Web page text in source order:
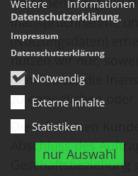
Weitere
Datenschutzerklärung.
Notwendig
Externe Inhalte
Statistiken
nur Auswahl
Impressum
Datenschutzerklärung
Inanspruchnahme
(Nutzungsdaten)
nutzen wir nur,
dem Nutzer die
zu ermöglichen oder
Die erhobenen
Abschluss des